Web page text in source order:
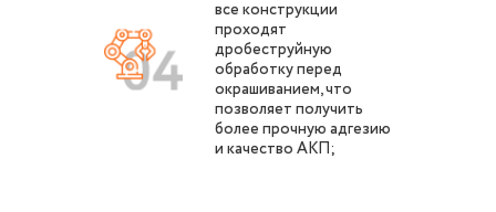
все конструкции
проходят
дробеструйную
обработку перед
окрашиванием, что
позволяет получить
более прочную адгезию
и качество АКП;